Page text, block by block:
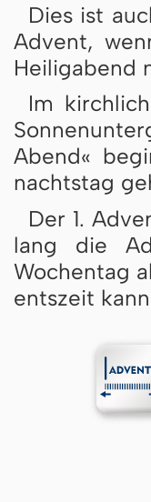
Dies ist
Advent,
Heiligabend
Im
Abend«
nachts­tag
Der 1.
lang die
Wochentag
ents­zeit